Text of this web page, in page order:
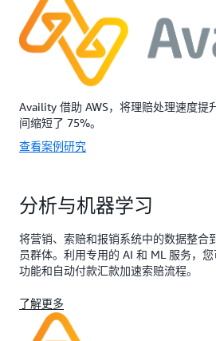
Availity 借助 AWS，将理赔处理速度提
间缩短了 75%。
查看案例研究
分析与机器学习
将营销、索赔和报销系统中的数据整合
员群体。利用专用的 AI 和 ML 服务，
功能和自动付款汇款加速索赔流程。
了解更多